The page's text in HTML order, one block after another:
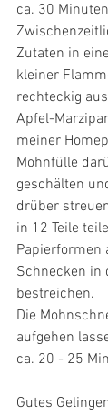
ca. 30
Zutaten in
kleiner
rechteckig
Apfel-
meiner
Mohnfülle
geschälten
drüber
in 12 Teile
Papierformen
Schnecken in
bestreichen.
Die
aufgehen
ca. 20 - 25
Gutes